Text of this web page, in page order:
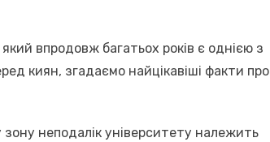
впродовж багатьох років є однією з
киян, згадаємо найцікавіші факти про
неподалік університету належить